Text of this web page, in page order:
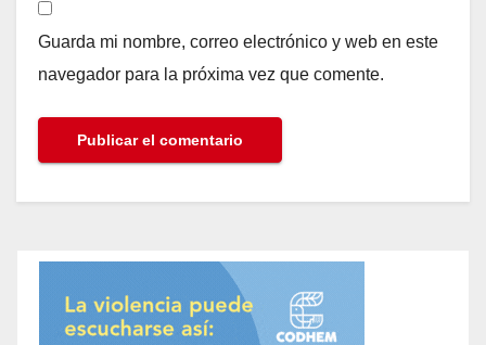
Guarda mi nombre, correo electrónico y web en este
navegador para la próxima vez que comente.